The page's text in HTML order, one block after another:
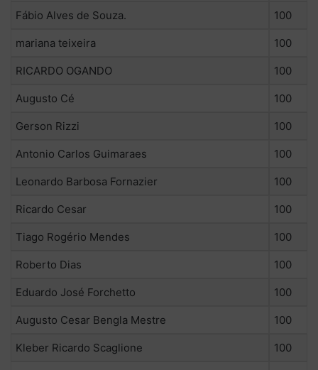
Fábio Alves de Souza. 100
mariana teixeira 100
RICARDO OGANDO 100
Augusto Cé 100
Gerson Rizzi 100
Antonio Carlos Guimaraes 100
Leonardo Barbosa Fornazier 100
Ricardo Cesar 100
Tiago Rogério Mendes 100
Roberto Dias 100
Eduardo José Forchetto 100
Augusto Cesar Bengla Mestre 100
Kleber Ricardo Scaglione 100